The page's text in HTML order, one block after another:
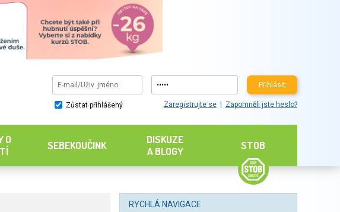
Přihlásit
Zůstat přihlášený Zaregistrujte se Zapomněli jste heslo?
O
SEBEKOUČINK
DISKUZE
A BLOGY
STOB
RYCHLÁ NAVIGACE